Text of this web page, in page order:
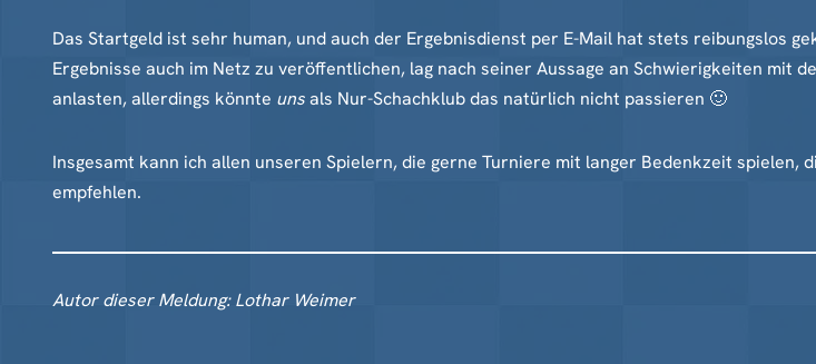
Das Startgeld ist sehr human, und auch der Ergebnisdienst per E-Mail hat stets reibungslos
Ergebnisse auch im Netz zu veröffentlichen, lag nach seiner Aussage an Schwierigkeiten mit
anlasten, allerdings könnte unsals Nur-Schachklub das natürlich nicht passieren 🙂
Insgesamt kann ich allen unseren Spielern, die gerne Turniere mit langer Bedenkzeit spielen,
empfehlen.
Autor dieser Meldung: Lothar Weimer